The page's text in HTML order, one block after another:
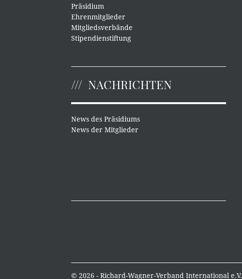
Präsidium
Ehrenmitglieder
Mitgliedsverbände
Stipendienstiftung
NACHRICHTEN
News des Präsidiums
News der Mitglieder
© 2026 - Richard-Wagner-Verband International e.V.